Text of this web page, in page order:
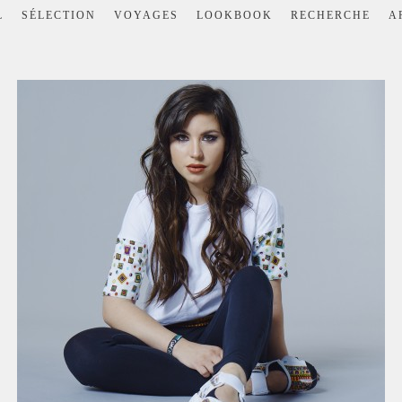
SÉLECTION VOYAGES LOOKBOOK RECHERCHE